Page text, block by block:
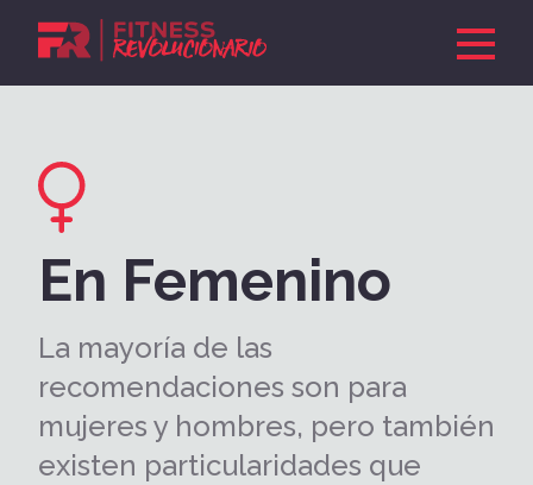
En Femenino
La mayoría de las
recomendaciones son para
mujeres y hombres, pero también
existen particularidades que
Suscríbete y recibe GRATIS
El ManualRevolucionariocon
entrenamientos...
ÚNETE